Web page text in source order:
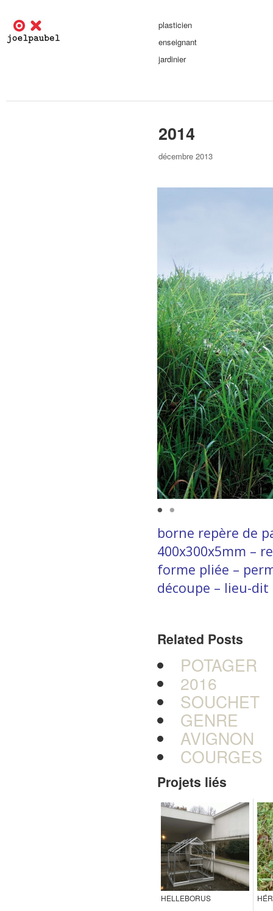
plasticien
enseignant
jardinier
2014
décembre 2013
borne repère de
400x300x5mm –
forme pliée –
découpe – lieu-
Related Posts
POTAGER
2016
SOUCHET
GENRE
AVIGNON
COURGES
Projets liés
HELLEBORUS